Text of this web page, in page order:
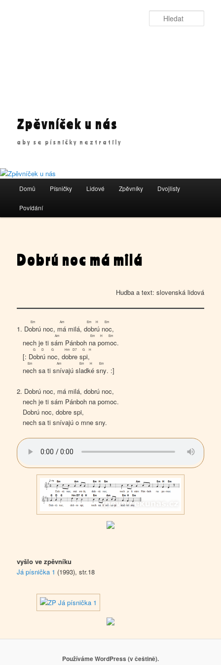
Zpěvníček u nás
aby se písničky neztratily
navigační
Domů Písničky Lidové Zpěvníky Dvojlisty
Povídání
Dobrú noc má milá
Hudba a text: slovenská lidová
1. Dobrú
Em
noc, má
Am
milá,dob
Em
rú
H
noc
Em
,
nech je tisám
Am
Pánboh na
Em
po
H
moc
Em
.
[: Dob
G
rú
D
noc
G
,dob
Hm
re
D7
spi
G
,
H
nech
Em
sa tisnív
Am
ajúslad
Em
ké
H
sny
Em
. :]
2. Dobrú noc, má milá, dobrú noc,
nech je ti sám Pánboh na pomoc.
Dobrú noc, dobre spi,
nech sa ti snívajú o mne sny.
vyšlo ve zpěvníku
Já písnička 1 (1993), str.18
Používáme WordPress (v češtině).